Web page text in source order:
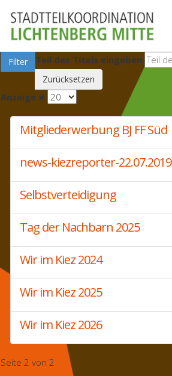
Teil des Titels eingeben
Filter
Zurücksetzen
Anzeige #
Mitgliederwerbung BJ FF Süd
news-kiezreporter-22.07.2019
Selbstverteidigung
Tag der Nachbarn 2025
Wir im Kiez 2024
Wir im Kiez 2025
Wir im Kiez 2026
Seite 2 von 2